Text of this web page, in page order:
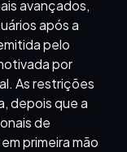
avançados,
após a
pelo
por
As restrições
depois que a
de
primeira mão